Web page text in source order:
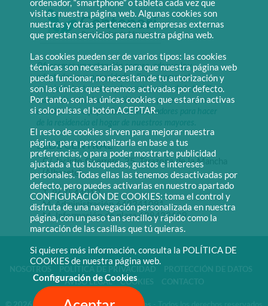
Ofrecemos una atención segura, adecuada y
adaptada a sus necesidades. Favorecemos el
envejecimiento activo y la participación de la familia a
través de actividades motivadoras y espacios que
cuentan con equipamientos innovadores para hacer
SEDE CENTRAL
C/ Jacinto Guerrero, 25, Tarazona de la Mancha
(Albacete)
T. 967544010
M. Administración 649241091
M. Información de plaza 638423639
NOSOTROS POLÍTICA DE PRIVACIDAD
PROTECCIÓN DE DATOS
AVISO LEGAL
COOKIES CONTACTO
ordenador, “smartphone” o tableta cada vez que
visitas nuestra página web. Algunas cookies son
nuestras y otras pertenecen a empresas externas
que prestan servicios para nuestra página web.
Las cookies pueden ser de varios tipos: las cookies
técnicas son necesarias para que nuestra página web
pueda funcionar, no necesitan de tu autorización y
son las únicas que tenemos activadas por defecto.
Por tanto, son las únicas cookies que estarán activas
si solo pulsas el botón ACEPTAR.
El resto de cookies sirven para mejorar nuestra
página, para personalizarla en base a tus
preferencias, o para poder mostrarte publicidad
ajustada a tus búsquedas, gustos e intereses
personales. Todas ellas las tenemos desactivadas por
defecto, pero puedes activarlas en nuestro apartado
CONFIGURACIÓN DE COOKIES: toma el control y
disfruta de una navegación personalizada en nuestra
página, con un paso tan sencillo y rápido como la
marcación de las casillas que tú quieras.
Si quieres más información, consulta la POLÍTICA DE
COOKIES de nuestra página web.
Configuración de Cookies